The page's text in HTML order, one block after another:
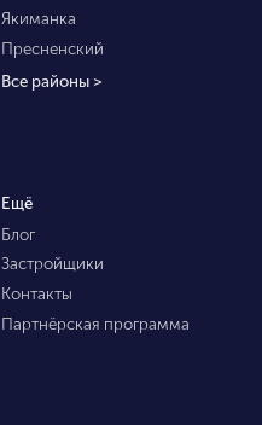
Якиманка
Пресненский
Все районы >
Ещё
Блог
Застройщики
Контакты
Партнёрская программа